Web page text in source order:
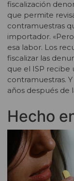
fiscalización
que permite
contramuestras
importador.
esa labor. Los
fiscalizar las
que el ISP recibe
contramuestras.
años después de
Hecho